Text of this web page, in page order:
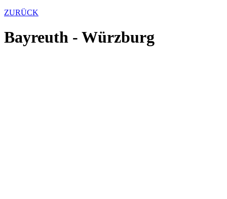
ZURÜCK
Bayreuth - Würzburg